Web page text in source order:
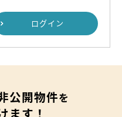
ログイン
公開物件を
ます！